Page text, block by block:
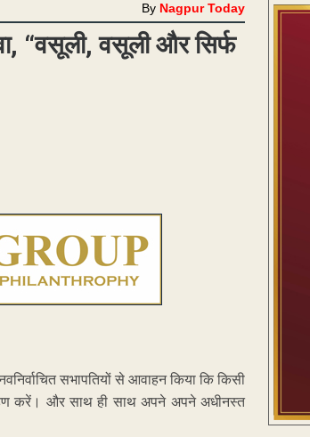
By Nagpur Today
“वसूली, वसूली और सिर्फ
सभापतियों से आवाहन किया कि किसी
करें। और साथ ही साथ अपने अपने अधीनस्त